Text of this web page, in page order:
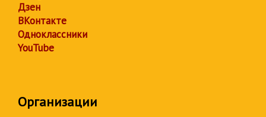
Дзен
ВКонтакте
Одноклассники
YouTube
Организации